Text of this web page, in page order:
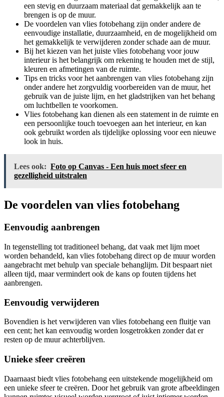
een stevig en duurzaam materiaal dat gemakkelijk aan te
brengen is op de muur.
De voordelen van vlies fotobehang zijn onder andere de
eenvoudige installatie, duurzaamheid, en de mogelijkheid om
het gemakkelijk te verwijderen zonder schade aan de muur.
Bij het kiezen van het juiste vlies fotobehang voor jouw
interieur is het belangrijk om rekening te houden met de stijl,
kleuren en afmetingen van de ruimte.
Tips en tricks voor het aanbrengen van vlies fotobehang zijn
onder andere het zorgvuldig voorbereiden van de muur, het
gebruik van de juiste lijm, en het gladstrijken van het behang
om luchtbellen te voorkomen.
Vlies fotobehang kan dienen als een statement in de ruimte en
een persoonlijke touch toevoegen aan het interieur, en kan
ook gebruikt worden als tijdelijke oplossing voor een nieuwe
look in huis.
Lees ook: Foto op Canvas - Een huis moet sfeer en
gezelligheid uitstralen
De voordelen van vlies fotobehang
Eenvoudig aanbrengen
In tegenstelling tot traditioneel behang, dat vaak met lijm moet
worden behandeld, kan vlies fotobehang direct op de muur worden
aangebracht met behulp van speciale behanglijm. Dit bespaart niet
alleen tijd, maar vermindert ook de kans op fouten tijdens het
aanbrengen.
Eenvoudig verwijderen
Bovendien is het verwijderen van vlies fotobehang een fluitje van
een cent; het kan eenvoudig worden losgetrokken zonder dat er
resten op de muur achterblijven.
Unieke sfeer creëren
Daarnaast biedt vlies fotobehang een uitstekende mogelijkheid om
een unieke sfeer te creëren. Door het gebruik van grote afbeeldingen